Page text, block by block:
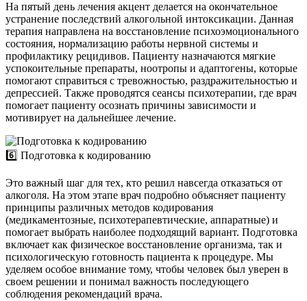
На пятый день лечения акцент делается на окончательное
устранение последствий алкогольной интоксикации. Данная
терапия направлена на восстановление психоэмоционального
состояния, нормализацию работы нервной системы и
профилактику рецидивов. Пациенту назначаются мягкие
успокоительные препараты, ноотропы и адаптогены, которые
помогают справиться с тревожностью, раздражительностью и
депрессией. Также проводятся сеансы психотерапии, где врач
помогает пациенту осознать причины зависимости и
мотивирует на дальнейшее лечение.
6️⃣ Подготовка к кодированию
Это важный шаг для тех, кто решил навсегда отказаться от
алкоголя. На этом этапе врач подробно объясняет пациенту
принципы различных методов кодирования
(медикаментозные, психотерапевтические, аппаратные) и
помогает выбрать наиболее подходящий вариант. Подготовка
включает как физическое восстановление организма, так и
психологическую готовность пациента к процедуре. Мы
уделяем особое внимание тому, чтобы человек был уверен в
своем решении и понимал важность последующего
соблюдения рекомендаций врача.